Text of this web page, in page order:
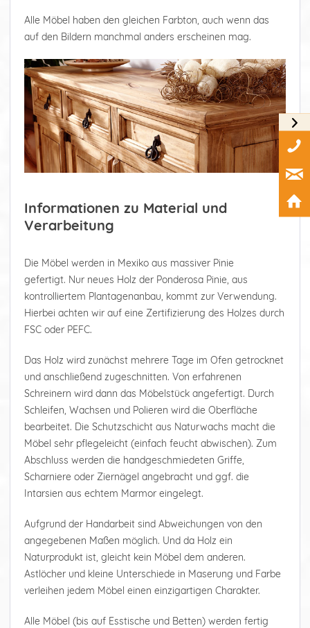
Alle Möbel haben den gleichen Farbton, auch wenn das
auf den Bildern manchmal anders erscheinen mag.
Informationen zu Material und
Verarbeitung
Die Möbel werden in Mexiko aus massiver Pinie
gefertigt. Nur neues Holz der Ponderosa Pinie, aus
kontrolliertem Plantagenanbau, kommt zur Verwendung.
Hierbei achten wir auf eine Zertifizierung des Holzes durch
FSC oder PEFC.
Das Holz wird zunächst mehrere Tage im Ofen getrocknet
und anschließend zugeschnitten. Von erfahrenen
Schreinern wird dann das Möbelstück angefertigt. Durch
Schleifen, Wachsen und Polieren wird die Oberfläche
bearbeitet. Die Schutzschicht aus Naturwachs macht die
Möbel sehr pflegeleicht (einfach feucht abwischen). Zum
Abschluss werden die handgeschmiedeten Griffe,
Scharniere oder Ziernägel angebracht und ggf. die
Intarsien aus echtem Marmor eingelegt.
Aufgrund der Handarbeit sind Abweichungen von den
angegebenen Maßen möglich. Und da Holz ein
Naturprodukt ist, gleicht kein Möbel dem anderen.
Astlöcher und kleine Unterschiede in Maserung und Farbe
verleihen jedem Möbel einen einzigartigen Charakter.
Alle Möbel (bis auf Esstische und Betten) werden fertig